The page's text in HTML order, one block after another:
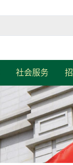
社会服务